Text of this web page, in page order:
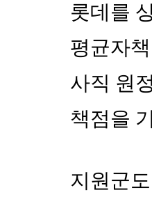
롯데를
평균자
사직 원
책점을
지원군